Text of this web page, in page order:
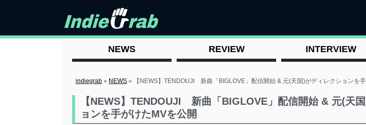
NEWS REVIEW INTERVIEW
indiegrab » NEWS » 【NEWS】TENDOUJI 新曲「BIGLOVE」配信開始 & 元(天国)がディレクションを
【NEWS】TENDOUJI 新曲「BIGLOVE」配信開始 & 元(天
ョンを手がけたMVを公開